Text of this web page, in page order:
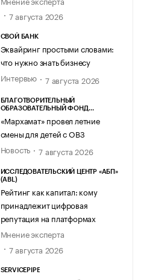
7 августа 2026
СВОЙ БАНК
Эквайринг простыми словами:
что нужно знать бизнесу
Интервью
7 августа 2026
БЛАГОТВОРИТЕЛЬНЫЙ
ОБРАЗОВАТЕЛЬНЫЙ ФОНД
«Мархамат» провел летние
смены для детей с ОВЗ
Новость
7 августа 2026
ИССЛЕДОВАТЕЛЬСКИЙ ЦЕНТР «АБП»
(ABL)
Рейтинг как капитал: кому
принадлежит цифровая
репутация на платформах
Мнение эксперта
7 августа 2026
SERVICEPIPE